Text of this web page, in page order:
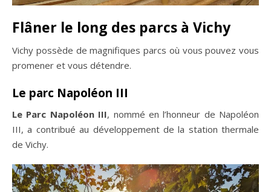
Flâner le long des parcs à Vichy
Vichy possède de magnifiques parcs où vous pouvez vous
promener et vous détendre.
Le parc Napoléon III
Le Parc Napoléon III, nommé en l’honneur de Napoléon
III, a contribué au développement de la station thermale
de Vichy.